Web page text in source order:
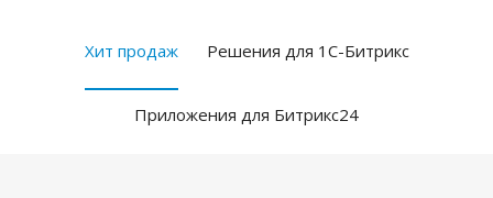
Хит продаж Решения для 1С-Битрикс
Приложения для Битрикс24